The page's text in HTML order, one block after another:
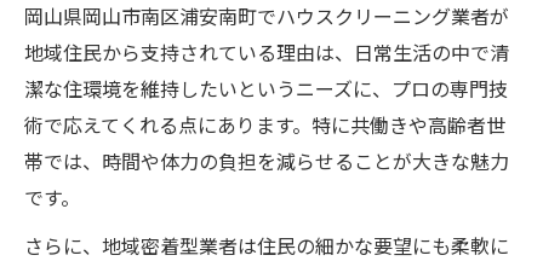
岡山県岡山市南区浦安南町でハウスクリーニング業者が
地域住民から支持されている理由は、日常生活の中で清
潔な住環境を維持したいというニーズに、プロの専門技
術で応えてくれる点にあります。特に共働きや高齢者世
帯では、時間や体力の負担を減らせることが大きな魅力
です。
さらに、地域密着型業者は住民の細かな要望にも柔軟に